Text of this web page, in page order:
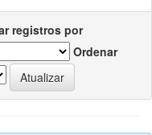
registros por
Ordenar